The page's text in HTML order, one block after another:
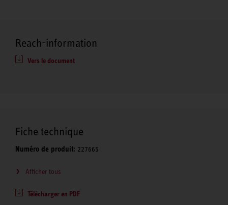
Reach-information
Vers le document
Fiche technique
Numéro de produit: 227665
Afficher tous
Télécharger en PDF